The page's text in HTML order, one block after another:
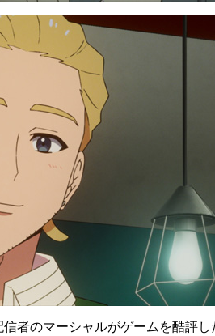
者のマーシャルがゲームを酷評し